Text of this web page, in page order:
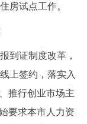
房试点工作。
证制度改革，
上签约，落实入
推行创业市场主
要求本市人力资